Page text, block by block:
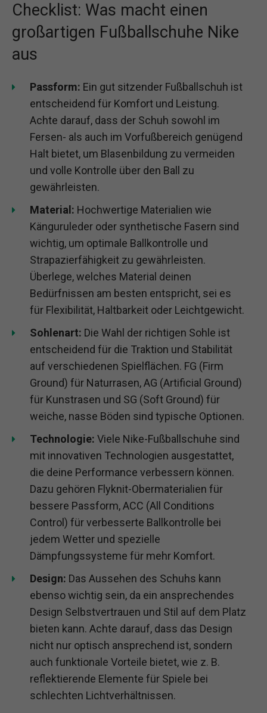
Checklist: Was macht einen
großartigen Fußballschuhe Nike
aus
Passform: Ein gut sitzender Fußballschuh ist
entscheidend für Komfort und Leistung.
Achte darauf, dass der Schuh sowohl im
Fersen- als auch im Vorfußbereich genügend
Halt bietet, um Blasenbildung zu vermeiden
und volle Kontrolle über den Ball zu
gewährleisten.
Material: Hochwertige Materialien wie
Känguruleder oder synthetische Fasern sind
wichtig, um optimale Ballkontrolle und
Strapazierfähigkeit zu gewährleisten.
Überlege, welches Material deinen
Bedürfnissen am besten entspricht, sei es
für Flexibilität, Haltbarkeit oder Leichtgewicht.
Sohlenart: Die Wahl der richtigen Sohle ist
entscheidend für die Traktion und Stabilität
auf verschiedenen Spielflächen. FG (Firm
Ground) für Naturrasen, AG (Artificial Ground)
für Kunstrasen und SG (Soft Ground) für
weiche, nasse Böden sind typische Optionen.
Technologie: Viele Nike-Fußballschuhe sind
mit innovativen Technologien ausgestattet,
die deine Performance verbessern können.
Dazu gehören Flyknit-Obermaterialien für
bessere Passform, ACC (All Conditions
Control) für verbesserte Ballkontrolle bei
jedem Wetter und spezielle
Dämpfungssysteme für mehr Komfort.
Design: Das Aussehen des Schuhs kann
ebenso wichtig sein, da ein ansprechendes
Design Selbstvertrauen und Stil auf dem Platz
bieten kann. Achte darauf, dass das Design
nicht nur optisch ansprechend ist, sondern
auch funktionale Vorteile bietet, wie z. B.
reflektierende Elemente für Spiele bei
schlechten Lichtverhältnissen.